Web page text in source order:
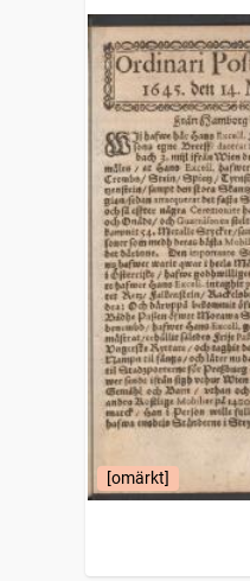
[omärkt]